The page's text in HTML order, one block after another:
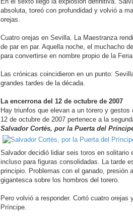
absoluta, toreó con profundidad y volvió a
orejas.
Cuatro orejas en Sevilla. La Maestranza
de par en par. Aquella noche, el muchacho
para convertirse en nombre propio de la
Las crónicas coincidieron en un punto:
grandes tardes de la década.
La encerrona del 12 de octubre de 2007
Hay triunfos que elevan a un torero y gestos
12 de octubre de 2007 pertenece a la
Salvador Cortés, por la Puerta del
Salvador decidió lidiar seis toros en solitario
incluso para figuras consolidadas. La tarde
principio. Problemas con el ganado, presión
gigantesca sobre los hombros del torero.
Pero volvió a responder. Cortó cuatro orejas
Príncipe.